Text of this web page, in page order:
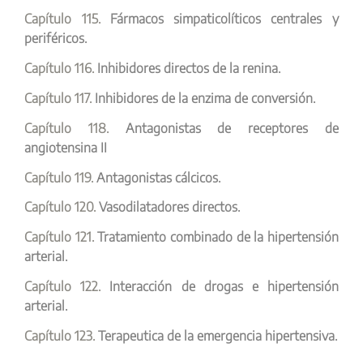
Capítulo 115. Fármacos simpaticolíticos centrales y
periféricos.
Capítulo 116. Inhibidores directos de la renina.
Capítulo 117. Inhibidores de la enzima de conversión.
Capítulo 118. Antagonistas de receptores de
angiotensina II
Capítulo 119.Antagonistas cálcicos.
Capítulo 120.Vasodilatadores directos.
Capítulo 121.Tratamiento combinado de la hipertensión
arterial.
Capítulo 122. Interacción de drogas e hipertensión
arterial.
Capítulo 123.Terapeutica de la emergencia hipertensiva.